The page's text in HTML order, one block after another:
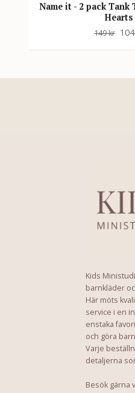
Name it - 2 pack Tank
Hearts
149 kr
Kids
barnkläder
Här möts
service i en
enstaka
och göra
Varje
detaljerna
Besök gärna